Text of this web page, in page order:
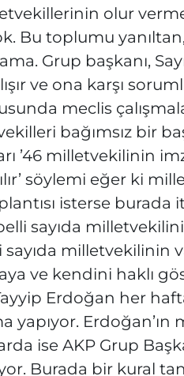
olur
Bu toplumu
Grup başkanı,
ve ona karşı
meclis
bağımsız bir
’46 milletvekilinin
söylemi eğer ki
isterse burada
sayıda
sayıda milletvekilinin
ve kendini haklı
Erdoğan her
yapıyor. Erdoğan’ın
ise AKP Grup
Burada bir kural